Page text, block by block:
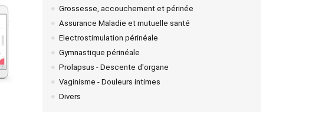
Grossesse, accouchement et périnée
Assurance Maladie et mutuelle santé
Electrostimulation périnéale
Gymnastique périnéale
Prolapsus - Descente d'organe
Vaginisme - Douleurs intimes
Divers